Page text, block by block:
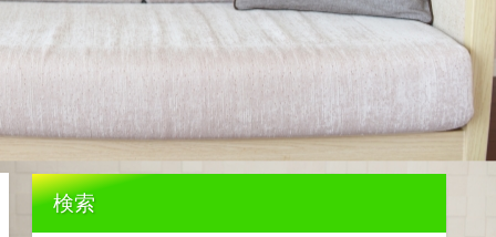
検索